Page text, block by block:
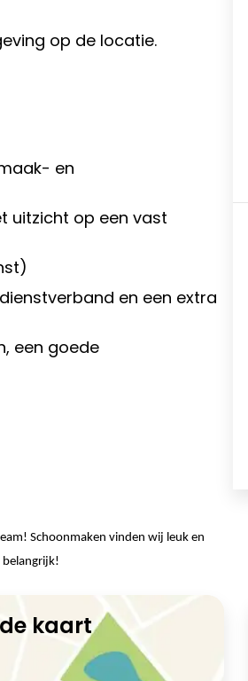
op de locatie.
en
uitzicht op een vast
en een extra
een goede
Schoonmaken vinden wij leuk en
belangrijk!
kaart